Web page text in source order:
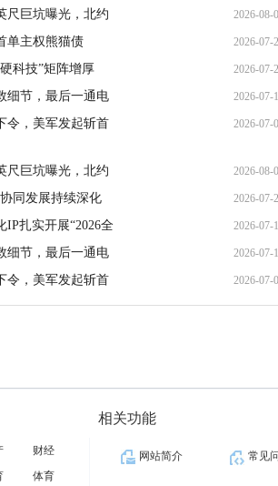
尺巨坑曝光，北约 2026-08-
单主权熊猫债 2026-07-
科技”矩阵增厚 2026-07-
细节，最后一通电 2026-07-
令，美军发起斩首 2026-07-
尺巨坑曝光，北约 2026-08-
同发展持续深化 2026-07-
IP扎实开展“2026全 2026-07-
细节，最后一通电 2026-07-
令，美军发起斩首 2026-07-
财经
体育
相关功能
网站简介 常见